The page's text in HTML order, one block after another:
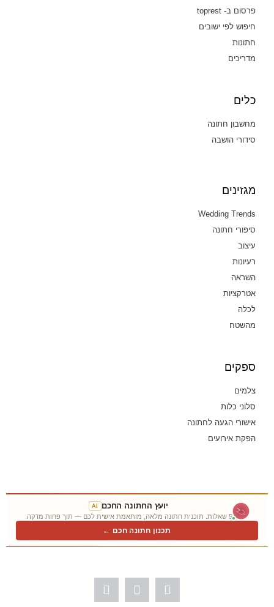
פרסום ב- toprest
חיפוש לפי ישובים
חתונות
מדריכים
כלים
מחשבון חתונה
סידורי הושבה
מגזינים
Wedding Trends
סיפורי חתונה
עיצוב
רעיונות
השראה
אטרקציות
לכלה
מהשטח
ספקים
צלמים
סלוני כלות
אישורי הגעה לחתונה
הפקת אירועים
יועץ החתונה החכם AI
5 שאלות. תוכנית חתונה מלאה, מותאמת אישית לכם — תוך פחות מדקה.
תכנון חתונה חכם ←